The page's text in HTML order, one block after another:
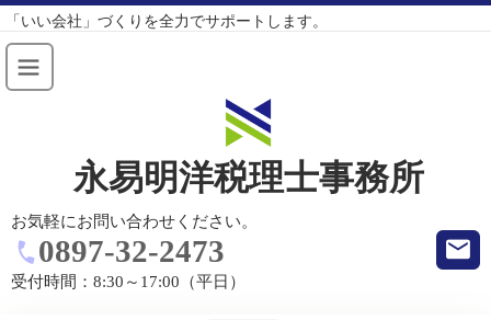
「いい会社」づくりを全力でサポートします。
永易明洋税理士事務所
お気軽にお問い合わせください。
0897-32-2473
受付時間： 8:30～17:00（平日）